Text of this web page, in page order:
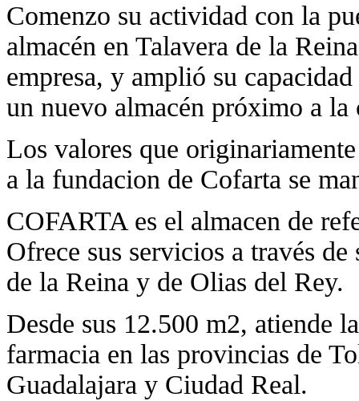
Comenzo su actividad con la
almacén en Talavera de la
empresa, y amplió su
un nuevo almacén próximo a la
Los valores que
a la fundacion de Cofarta se
COFARTA es el almacen de
Ofrece sus servicios a través
de la Reina y de Olias del Rey.
Desde sus 12.500 m2, atiende
farmacia en las provincias de
Guadalajara y Ciudad Real.